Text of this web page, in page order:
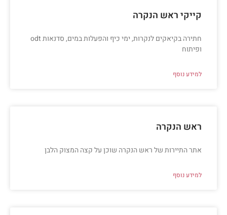
קייקי ראש הנקרה
חתירה בקיאקים לנקרות, ימי כיף והפעלות במים, סדנאות odt
ופיתוח
למידע נוסף
ראש הנקרה
אתר התיירות של ראש הנקרה שוכן על קצה המצוק הלבן
למידע נוסף